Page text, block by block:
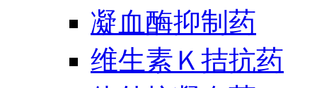
凝血酶抑制药
维生素Ｋ拮抗药